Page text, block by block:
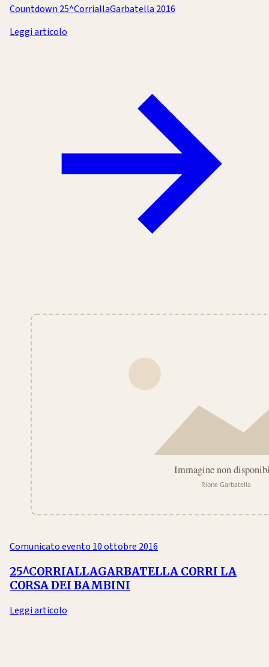
Countdown 25^CorriallaGarbatella 2016
Leggi articolo
Comunicato evento 10 ottobre 2016
25^CORRIALLAGARBATELLA CORRI LA
CORSA DEI BAMBINI
Leggi articolo